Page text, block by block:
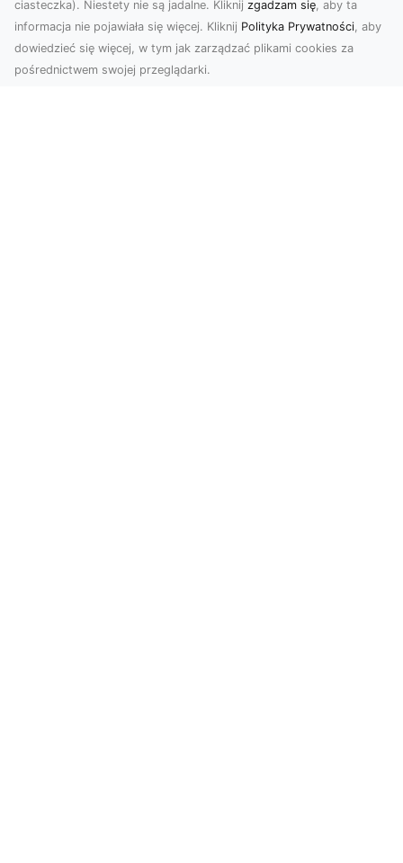
ciasteczka). Niestety nie są jadalne. Kliknij zgadzam się, aby ta
informacja nie pojawiała się więcej. Kliknij Polityka Prywatności, aby
dowiedzieć się więcej, w tym jak zarządzać plikami cookies za
pośrednictwem swojej przeglądarki.